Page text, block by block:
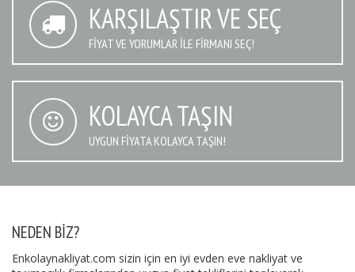
KARŞILAŞTIR VE SEÇ
FIYAT VE YORUMLAR İLE FIRMANI SEÇ!
KOLAYCA TAŞIN
UYGUN FIYATA KOLAYCA TAŞIN!
NEDEN BIZ?
Enkolaynakliyat.com sizin için en iyi evden eve nakliyat ve